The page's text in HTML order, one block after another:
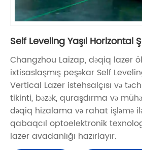
Self Leveling Yaşıl Horizontal
Changzhou Laizap, dəqiq lazer
ixtisaslaşmış peşəkar Self
Vertical Lazer istehsalçısı və
tikinti, bəzək, quraşdırma və
dəqiq hizalama və rahat işləmə
qabaqcıl optoelektronik
lazer avadanlığı hazırlayır.